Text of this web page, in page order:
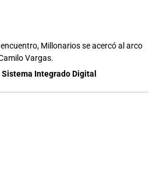
Millonarios se acercó al arco
Vargas.
Integrado Digital